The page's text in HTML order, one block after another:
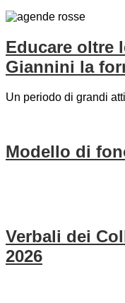
Educare oltre
Giannini la
Un periodo di grandi
Modello di
Verbali dei
2026